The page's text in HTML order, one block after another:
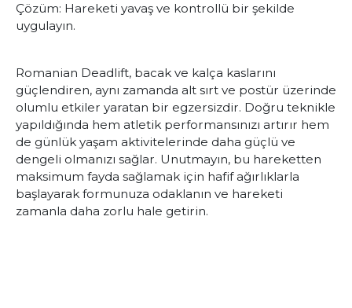
Çözüm: Hareketi yavaş ve kontrollü bir şekilde
uygulayın.
Romanian Deadlift, bacak ve kalça kaslarını
güçlendiren, aynı zamanda alt sırt ve postür üzerinde
olumlu etkiler yaratan bir egzersizdir. Doğru teknikle
yapıldığında hem atletik performansınızı artırır hem
de günlük yaşam aktivitelerinde daha güçlü ve
dengeli olmanızı sağlar. Unutmayın, bu hareketten
maksimum fayda sağlamak için hafif ağırlıklarla
başlayarak formunuza odaklanın ve hareketi
zamanla daha zorlu hale getirin.